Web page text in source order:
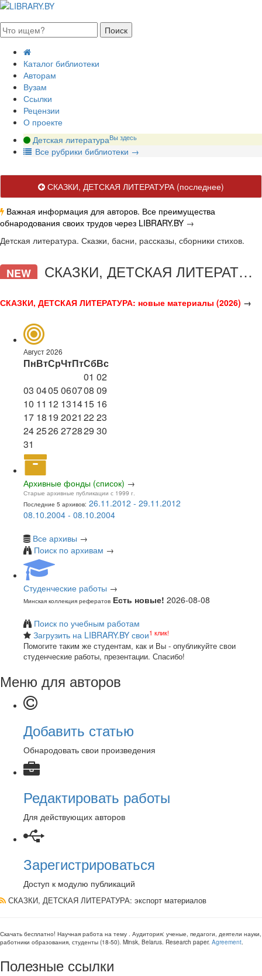
Каталог библиотеки
Авторам
Вузам
Ссылки
Рецензии
О проекте
Детская литератураВы здесь
Все рубрики библиотеки →
СКАЗКИ, ДЕТСКАЯ ЛИТЕРАТУРА(последнее)
Важная информация для авторов. Все преимущества
обнародования своих трудов через LIBRARY.BY →
Детская литература. Сказки, басни, рассказы, сборники стихов.
NEW СКАЗКИ, ДЕТСКАЯ ЛИТЕРАТУРА
СКАЗКИ, ДЕТСКАЯ ЛИТЕРАТУРА: новые материалы (2026) →
Август 2026
ПнВтСрЧтПтСбВс
01 02
03 0405060708 09
10 11 12 131415 16
17 1819 2021 2223
242526272829 30
31
Архивные фонды (список) →
Старые архивные публикации с 1999 г.
Последние 5 архивов: 26.11.2012 - 29.11.2012
08.10.2004 - 08.10.2004
Все архивы →
Поиск по архивам →
Студенческие работы →
Минская коллекция рефератов Есть новые! 2026-08-08
Поиск по учебным работам
Загрузить на LIBRARY.BY свои1 клик!
Помогите таким же студентам, как и Вы - опубликуйте свои
студенческие работы, презентации. Спасибо!
Меню для авторов
Добавить статью
Обнародовать свои произведения
Редактировать работы
Для действующих авторов
Зарегистрироваться
Доступ к модулю публикаций
СКАЗКИ, ДЕТСКАЯ ЛИТЕРАТУРА: экспорт материалов
Скачать бесплатно! Научная работа на тему . Аудитория: ученые, педагоги, деятели науки,
работники образования, студенты (18-50). Minsk, Belarus. Research paper. Agreement.
Полезные ссылки